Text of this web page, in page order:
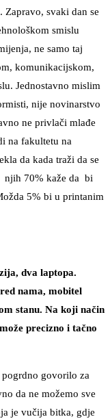
Zapravo, svaki dan se
smislu
ne samo taj
komunikacijskom,
Jednostavno mislim
nije novinarstvo
ne privlači mlađe
na fakultetu na
da kada traži da se
njih 70% kaže da bi
5% bi u printanim
dva laptopa.
nama, mobitel
stanu. Na koji način
precizno i tačno
pogrdno govorilo za
da ne možemo sve
je vučija bitka, gdje